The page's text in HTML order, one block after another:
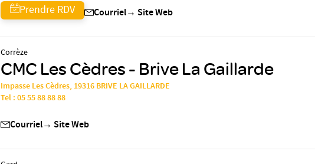
Prendre RDV Courriel→ Site Web
Corrèze
CMC Les Cèdres - Brive La Gaillarde
Impasse Les Cèdres, 19316 BRIVE LA GAILLARDE
Tel :05 55 88 88 88
Courriel→ Site Web